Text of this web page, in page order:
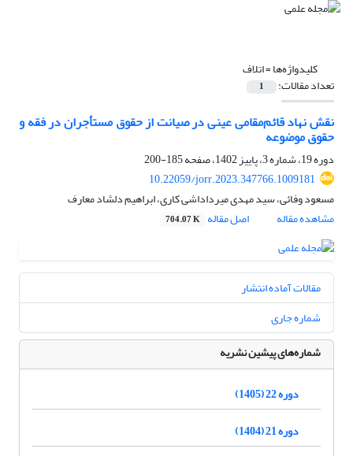
کلیدواژه‌ها =اتلاف
تعداد مقالات: 1
نقش نهاد قائم‌مقامی عینی در صیانت از حقوق مستأجران در فقه و
حقوق موضوعه
دوره 19، شماره 3، پاییز 1402، صفحه
185-200
10.22059/jorr.2023.347766.1009181
مسعود وفائی، سید مهدی میرداداشی کاری، ابراهیم دلشاد معارف
مشاهده مقاله
اصل مقاله 704.07 K
مقالات آماده انتشار
شماره جاری
شماره‌های پیشین نشریه
دوره 22 (1405)
دوره 21 (1404)